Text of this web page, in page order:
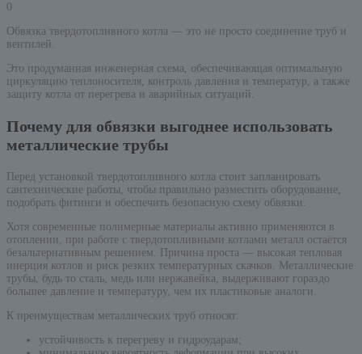
0
Обвязка твердотопливного котла — это не просто соединение труб и
вентилей.
Это продуманная инженерная схема, обеспечивающая оптимальную
циркуляцию теплоносителя, контроль давления и температур, а также
защиту котла от перегрева и аварийных ситуаций.
Почему для обвязки выгоднее использовать
металлические трубы
Перед установкой твердотопливного котла стоит запланировать
сантехнические работы, чтобы правильно разместить оборудование,
подобрать фитинги и обеспечить безопасную схему обвязки.
Хотя современные полимерные материалы активно применяются в
отоплении, при работе с твердотопливными котлами металл остаётся
безальтернативным решением. Причина проста — высокая тепловая
инерция котлов и риск резких температурных скачков. Металлические
трубы, будь то сталь, медь или нержавейка, выдерживают гораздо
большее давление и температуру, чем их пластиковые аналоги.
К преимуществам металлических труб относят:
устойчивость к перегреву и гидроударам;